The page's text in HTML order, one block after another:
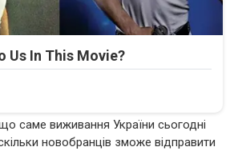
саме виживання України сьогодні
новобранців зможе відправити